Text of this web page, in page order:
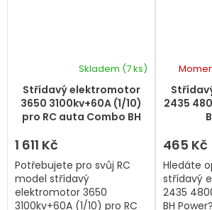
Střídavý elektromotor
3650 3100kv+60A (1/10)
pro RC auta Combo BH
Skladem (7 ks)
1 611 Kč
Potřebujete pro svůj RC
model střídavý
elektromotor 3650
3100kv+60A (1/10) pro RC
2435
465 Kč
Hledáte
střídavý
2435
BH